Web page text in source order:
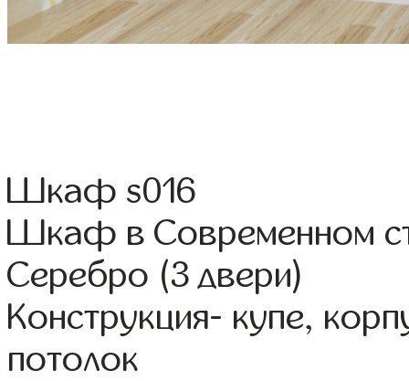
Шкаф s016
Шкаф в Современном
Серебро (3 двери)
Конструкция- купе,
потолок